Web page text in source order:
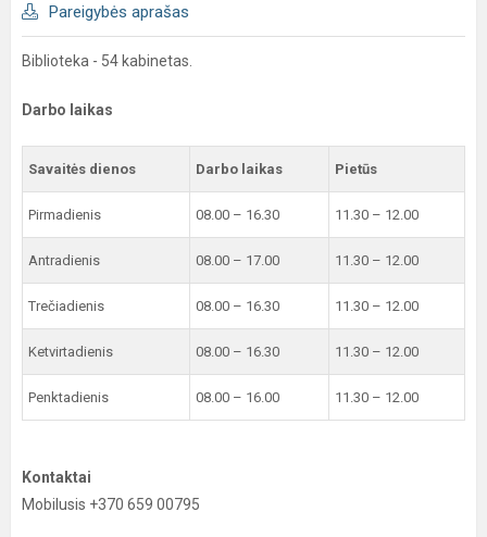
Pareigybės aprašas
Biblioteka - 54 kabinetas.
Darbo laikas
Savaitės dienos Darbo laikas Pietūs
Pirmadienis 08.00 – 16.30 11.30 – 12.00
Antradienis 08.00 – 17.00 11.30 – 12.00
Trečiadienis 08.00 – 16.30 11.30 – 12.00
Ketvirtadienis 08.00 – 16.30 11.30 – 12.00
Penktadienis 08.00 – 16.00 11.30 – 12.00
Kontaktai
Mobilusis +370 659 00795